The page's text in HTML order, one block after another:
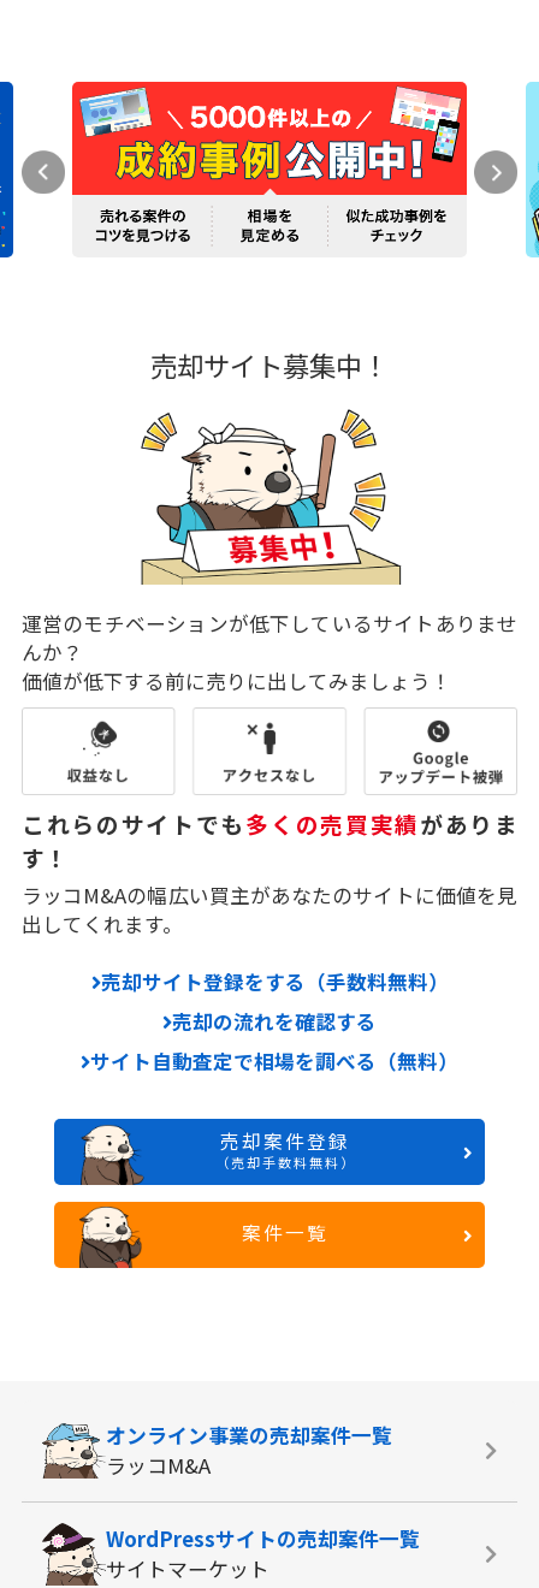
売却サイト募集中！
運営のモチベーションが低下しているサイトありませ
んか？
価値が低下する前に売りに出してみましょう！
これらのサイトでも多くの売買実績がありま
す！
ラッコM&Aの幅広い買主があなたのサイトに価値を見
出してくれます。
売却サイト登録をする（手数料無料）
売却の流れを確認する
サイト自動査定で相場を調べる（無料）
売却案件登録
（売却手数料無料）
案件一覧
オンライン事業の売却案件一覧
ラッコM&A
WordPressサイトの売却案件一覧
サイトマーケット